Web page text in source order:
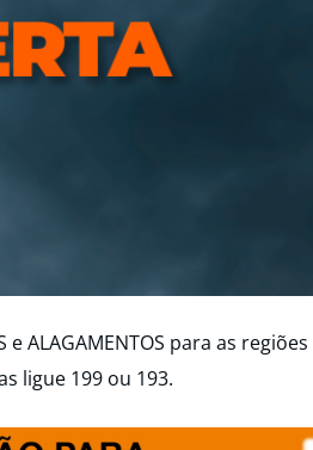
e ALAGAMENTOS para as
ligue 199 ou 193.